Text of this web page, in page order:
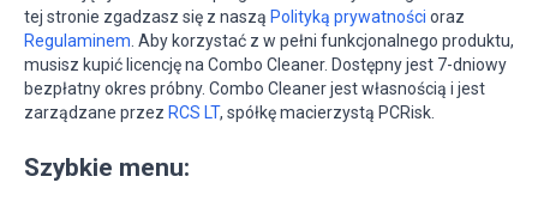
tej stronie zgadzasz się z naszą Polityką prywatności oraz
Regulaminem . Aby korzystać z w pełni funkcjonalnego produktu,
musisz kupić licencję na Combo Cleaner. Dostępny jest 7-dniowy
bezpłatny okres próbny. Combo Cleaner jest własnością i jest
zarządzane przez RCS LT, spółkę macierzystą PCRisk.
Szybkie menu: